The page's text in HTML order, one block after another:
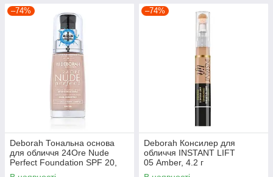
–74%
Deborah Тональна основа
для обличчя 24Ore Nude
Perfect Foundation SPF 20,
05 Amber, 30 мл
–74%
Deborah Консилер для
обличчя INSTANT LIFT
05 Amber, 4.2 г